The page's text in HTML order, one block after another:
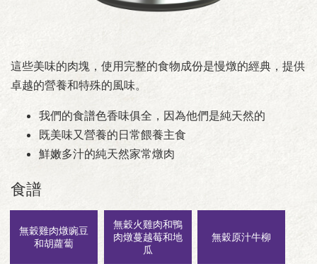
這些美味的肉塊，使用完整的食物成份是慢燉的經典，提供
卓越的營養和特殊的風味。
我們的食譜色香味俱全，因為他們是純天然的
既美味又營養的日常餵養主食
鮮嫩多汁的純天然家常燉肉
食譜
無穀雞肉燉豌豆
和胡蘿蔔
無穀火雞肉和鴨
肉燉蔓越莓和地
瓜
無穀原汁牛柳